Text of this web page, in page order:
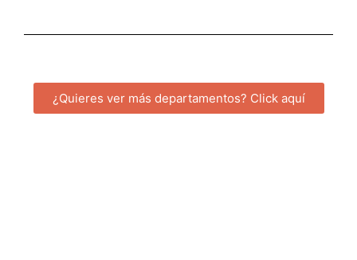
¿Quieres ver más departamentos? Click aquí